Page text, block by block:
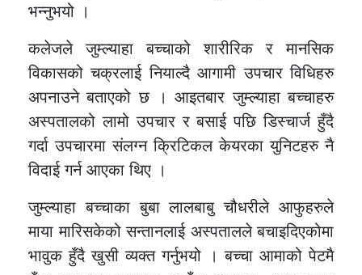
भन्नुभयो ।
कलेजले जुम्ल्याहा बच्चाको शारीरिक र मानसिक
विकासको चक्रलाई नियाल्दै आगामी उपचार विधिहरु
अपनाउने बताएको छ । आइतबार जुम्ल्याहा बच्चाहरु
अस्पतालको लामो उपचार र बसाई पछि डिस्चार्ज हुँदै
गर्दा उपचारमा संलग्न क्रिटिकल केयरका युनिटहरु नै
विदाई गर्न आएका थिए ।
जुम्ल्याहा बच्चाका बुबा लालबाबु चौधरीले आफुहरुले
माया मारिसकेको सन्तानलाई अस्पतालले बचाइदिएकोमा
भावुक हुँदै खुसी व्यक्त गर्नुभयो । बच्चा आमाको पेटमै